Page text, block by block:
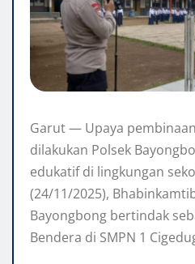
Garut — Upaya
dilakukan Polsek
edukatif di lingkungan
(24/11/2025),
Bayongbong bertindak
Bendera di SMPN 1